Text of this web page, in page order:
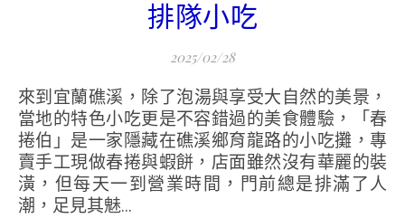
排隊小吃
2025/02/28
來到宜蘭礁溪，除了泡湯與享受大自然的美景，
當地的特色小吃更是不容錯過的美食體驗，「春
捲伯」是一家隱藏在礁溪鄉育龍路的小吃攤，專
賣手工現做春捲與蝦餅，店面雖然沒有華麗的裝
潢，但每天一到營業時間，門前總是排滿了人
潮，足見其魅...